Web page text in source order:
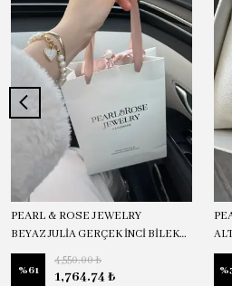
PEARL & ROSE JEWELRY
BEYAZ JULİA GERÇEK İNCİ BİLEKLİK
%61
4,550.00 ₺
1,764.74 ₺ %